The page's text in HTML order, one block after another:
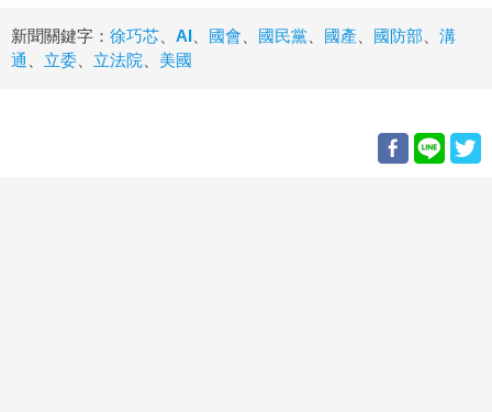
新聞關鍵字： 徐巧芯 AI 國會 國民黨 國產 國防部
溝
通
立委 立法院 美國